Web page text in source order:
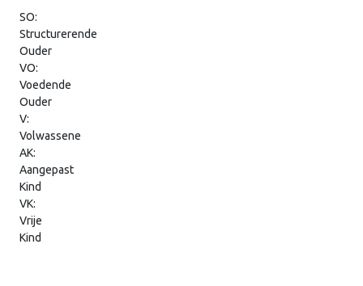
SO:
Structurerende
Ouder
VO:
Voedende
Ouder
V:
Volwassene
AK:
Aangepast
Kind
VK:
Vrije
Kind